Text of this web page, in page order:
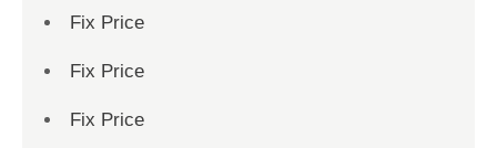
Fix Price
Fix Price
Fix Price